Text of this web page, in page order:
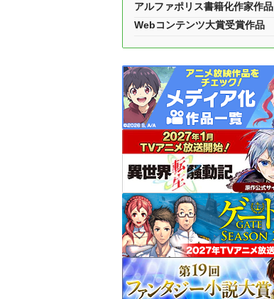
アルファポリス書籍化作家作品
Webコンテンツ大賞受賞作品